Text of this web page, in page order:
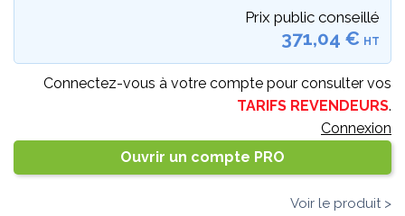
Prix public conseillé
371,04 € HT
Connectez-vous à votre compte pour consulter vos
TARIFS REVENDEURS.
Connexion
Ouvrir un compte PRO
Voir le produit >